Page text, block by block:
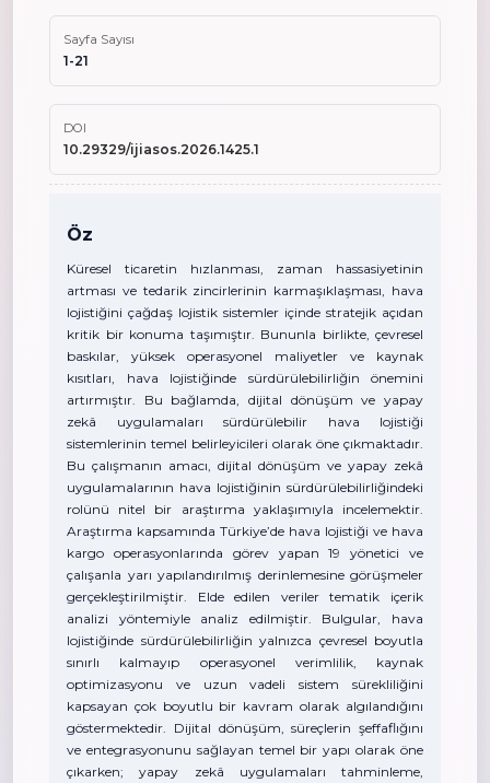
Sayfa Sayısı
1-21
DOI
10.29329/ijiasos.2026.1425.1
Öz
Küresel ticaretin hızlanması, zaman hassasiyetinin
artması ve tedarik zincirlerinin karmaşıklaşması, hava
lojistiğini çağdaş lojistik sistemler içinde stratejik açıdan
kritik bir konuma taşımıştır. Bununla birlikte, çevresel
baskılar, yüksek operasyonel maliyetler ve kaynak
kısıtları, hava lojistiğinde sürdürülebilirliğin önemini
artırmıştır. Bu bağlamda, dijital dönüşüm ve yapay
zekâ uygulamaları sürdürülebilir hava lojistiği
sistemlerinin temel belirleyicileri olarak öne çıkmaktadır.
Bu çalışmanın amacı, dijital dönüşüm ve yapay zekâ
uygulamalarının hava lojistiğinin sürdürülebilirliğindeki
rolünü nitel bir araştırma yaklaşımıyla incelemektir.
Araştırma kapsamında Türkiye’de hava lojistiği ve hava
kargo operasyonlarında görev yapan 19 yönetici ve
çalışanla yarı yapılandırılmış derinlemesine görüşmeler
gerçekleştirilmiştir. Elde edilen veriler tematik içerik
analizi yöntemiyle analiz edilmiştir. Bulgular, hava
lojistiğinde sürdürülebilirliğin yalnızca çevresel boyutla
sınırlı kalmayıp operasyonel verimlilik, kaynak
optimizasyonu ve uzun vadeli sistem sürekliliğini
kapsayan çok boyutlu bir kavram olarak algılandığını
göstermektedir. Dijital dönüşüm, süreçlerin şeffaflığını
ve entegrasyonunu sağlayan temel bir yapı olarak öne
çıkarken; yapay zekâ uygulamaları tahminleme,